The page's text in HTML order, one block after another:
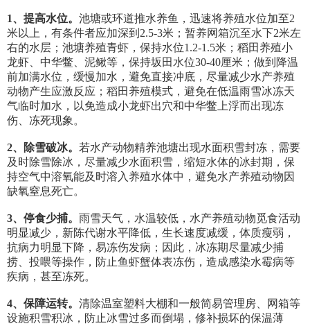
1、提高水位。 池塘或环道推水养鱼，迅速将养殖水位加至2
米以上，有条件者应加深到2.5-3米；暂养网箱沉至水下2米左
右的水层；池塘养殖青虾，保持水位1.2-1.5米；稻田养殖小
龙虾、中华鳖、泥鳅等，保持坂田水位30-40厘米；做到降温
前加满水位，缓慢加水，避免直接冲底，尽量减少水产养殖
动物产生应激反应；稻田养殖模式，避免在低温雨雪冰冻天
气临时加水，以免造成小龙虾出穴和中华鳖上浮而出现冻
伤、冻死现象。
2、除雪破冰。 若水产动物精养池塘出现水面积雪封冻，需要
及时除雪除冰，尽量减少水面积雪，缩短水体的冰封期，保
持空气中溶氧能及时溶入养殖水体中，避免水产养殖动物因
缺氧窒息死亡。
3、停食少捕。 雨雪天气，水温较低，水产养殖动物觅食活动
明显减少，新陈代谢水平降低，生长速度减缓，体质瘦弱，
抗病力明显下降，易冻伤发病；因此，冰冻期尽量减少捕
捞、投喂等操作，防止鱼虾蟹体表冻伤，造成感染水霉病等
疾病，甚至冻死。
4、保障运转。 清除温室塑料大棚和一般简易管理房、网箱等
设施积雪积冰，防止冰雪过多而倒塌，修补损坏的保温薄